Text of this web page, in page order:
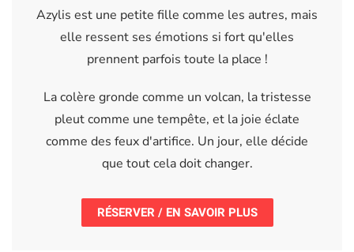
Azylis est une petite fille comme les autres, mais
elle ressent ses émotions si fort qu'elles
prennent parfois toute la place !
La colère gronde comme un volcan, la tristesse
pleut comme une tempête, et la joie éclate
comme des feux d'artifice. Un jour, elle décide
que tout cela doit changer.
RÉSERVER / EN SAVOIR PLUS